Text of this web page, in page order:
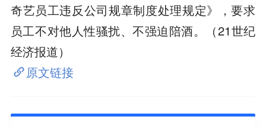
奇艺员工违反公司规章制度处理规定》，要求
员工不对他人性骚扰、不强迫陪酒。（21世纪
经济报道）
原文链接